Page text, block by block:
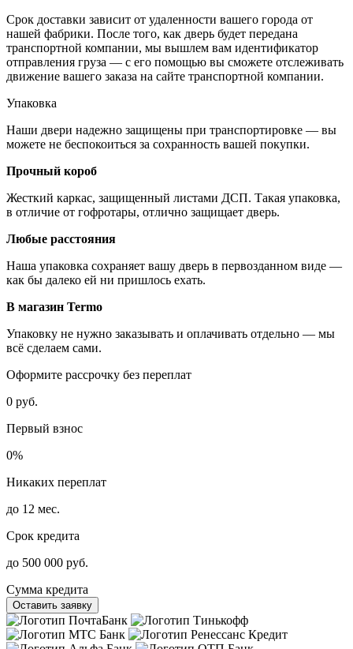
Срок доставки зависит от удаленности вашего города от
нашей фабрики. После того, как дверь будет передана
транспортной компании, мы вышлем вам идентификатор
отправления груза — с его помощью вы сможете отслеживать
движение вашего заказа на сайте транспортной компании.
Упаковка
Наши двери надежно защищены при транспортировке — вы
можете не беспокоиться за сохранность вашей покупки.
Прочный короб
Жесткий каркас, защищенный листами ДСП. Такая упаковка,
в отличие от гофротары, отлично защищает дверь.
Любые расстояния
Наша упаковка сохраняет вашу дверь в первозданном виде —
как бы далеко ей ни пришлось ехать.
В магазин Termo
Упаковку не нужно заказывать и оплачивать отдельно — мы
всё сделаем сами.
Оформите рассрочку без переплат
0 руб.
Первый взнос
0%
Никаких переплат
до 12 мес.
Срок кредита
до 500 000 руб.
Сумма кредита
Оставить заявку